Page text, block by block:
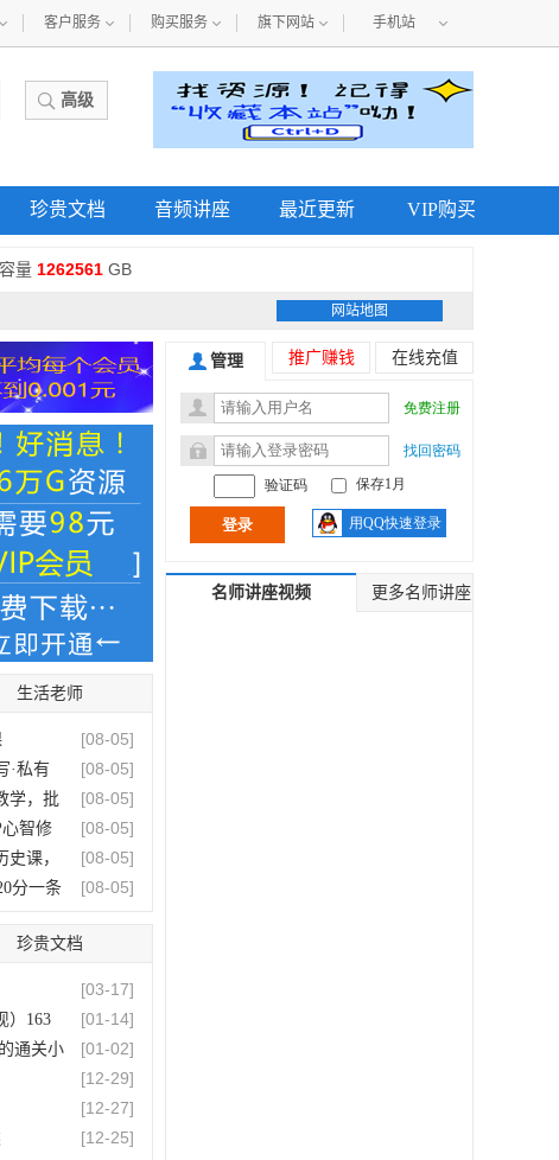
客户服务 购买服务 旗下网站 手机站
高级
珍贵文档 音频讲座 最近更新 VIP购买
量 1262561GB
网站地图
生活老师
[08-05]
[08-05]
·私有
[08-05]
学，批
[08-05]
智修
[08-05]
课，
[08-05]
分一条
[08-04]
训练营
[08-04]
小班
[08-03]
课20
[08-03]
视频
[08-05 ]
人才
[08-05]
博主
珍贵文档
[03-17]
[01-14]
）163
[01-02]
通关小
[12-29]
[12-27]
[12-25]
管理 在线充值
推广赚钱
名师讲座视频 更多名师讲座